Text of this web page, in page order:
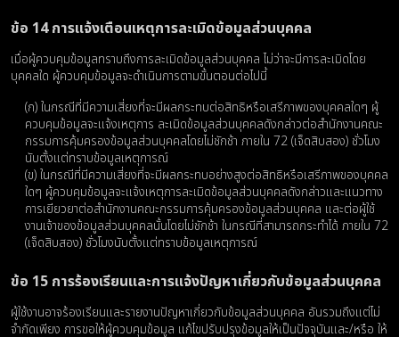
ข้อ 14 การแจ้งเตือนเหตุการละเมิดข้อมูลส่วนบุคคล
เมื่อผู้ควบคุมข้อมูลทราบถึงการละเมิดข้อมูลส่วนบุคคล ไม่ว่าจะมีการละเมิดโดย
บุคคลใด ผู้ควบคุมข้อมูลจะดําเนินการตามขั้นตอนต่อไปนี้
(ก) ในกรณีที่มีความเสี่ยงที่จะมีผลกระทบต่อสิทธิหรือเสรีภาพของบุคคลใดๆ ผู้
ควบคุมข้อมูลจะแจ้งเหตุการ ละเมิดข้อมูลส่วนบุคคลดังกล่าวต่อสำนักงานคณะ
กรรมการคุ้มครองข้อมูลส่วนบุคคลโดยไม่ชักช้า ภายใน 72 (เจ็ดสิบสอง) ชั่วโมง
นับตั้งแต่ทราบข้อมูลเหตุการณ์
(ข) ในกรณีที่มีความเสี่ยงที่จะมีผลกระทบอย่างสูงต่อสิทธิหรือเสรีภาพของบุคคล
ใดๆ ผู้ควบคุมข้อมูลจะแจ้งเหตุการละเมิดข้อมูลส่วนบุคคลดังกล่าวและแนวทาง
การเยียวยาต่อสำนักงานคณะกรรมการคุ้มครองข้อมูลส่วนบุคคล และต่อผู้ใช้
งานเจ้าของข้อมูลส่วนบุคคลนั้นโดยไม่ชักช้า ในกรณีที่สามารถกระทำได้ ภายใน 72
(เจ็ดสิบสอง) ชั่วโมงนับตั้งแต่ทราบข้อมูลเหตุการณ์
ข้อ 15 การร้องเรียนและการแจ้งปัญหาเกี่ยวกับข้อมูลส่วนบุคคล
ผู้ใช้งานอาจร้องเรียนและรายงานปัญหาเกี่ยวกับข้อมูลส่วนบุคคล อันรวมถึงแต่ไม่
จํากัดเพียง การขอให้ผู้ควบคุมข้อมูล แก้ไขปรับปรุงข้อมูลให้เป็นปัจจุบันและ/หรือ ให้